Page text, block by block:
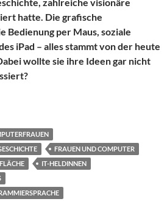
hatte. Die grafische
Bedienung per Maus, soziale
iPad – alles stammt von der heute
wollte sie ihre Ideen gar nicht
hätte es bei Steve Jobs wohl nie
FRAUEN UND COMPUTER
IT-HELDINNEN